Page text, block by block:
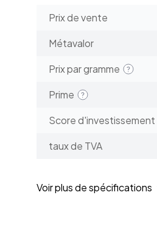
Prix de vente
Métavalor
Prix par gramme
Prime
Score d'investissement
taux de TVA
Voir plus de spécifications